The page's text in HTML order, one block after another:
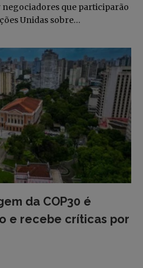
que participarão
Unidas sobre…
da COP30 é
e recebe críticas por